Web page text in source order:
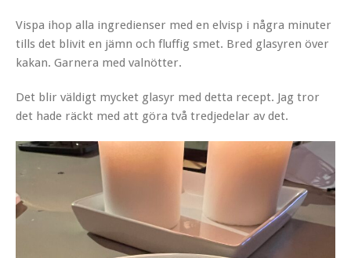
Vispa ihop alla ingredienser med en elvisp i några minuter
tills det blivit en jämn och fluffig smet. Bred glasyren över
kakan. Garnera med valnötter.
Det blir väldigt mycket glasyr med detta recept. Jag tror
det hade räckt med att göra två tredjedelar av det.